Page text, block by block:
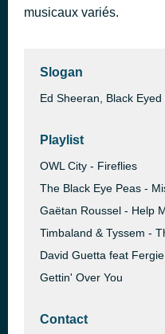
musicaux variés.
Slogan
Ed Sheeran, Black Eyed
Playlist
OWL City - Fireflies
The Black Eye Peas -
Gaëtan Roussel - Help
Timbaland & Tyssem -
David Guetta feat
Gettin' Over You
Contact